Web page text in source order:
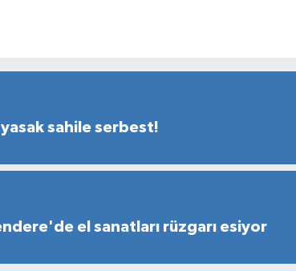
yasak sahile serbest!
el sanatları rüzgarı esiyor